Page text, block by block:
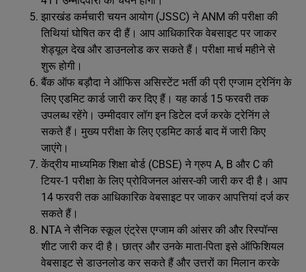
झारखंड कर्मचारी चयन आयोग (JSSC) ने ANM की परीक्षा की
तिथियां घोषित कर दी हैं। आप आधिकारिक वेबसाइट पर जाकर
शेड्यूल देख और डाउनलोड कर सकते हैं। परीक्षा मार्च महीने से
शुरू होगी।
बैंक ऑफ बड़ौदा ने ऑफिस असिस्टेंट भर्ती की प्री एग्जाम ट्रेनिंग के
लिए एडमिट कार्ड जारी कर दिए हैं। यह कार्ड 15 फरवरी तक
उपलब्ध रहेंगे। उम्मीदवार लॉग इन डिटेल दर्ज करके ट्रेनिंग ले
सकते हैं। मुख्य परीक्षा के लिए एडमिट कार्ड बाद में जारी किए
जाएंगे।
केंद्रीय माध्यमिक शिक्षा बोर्ड (CBSE) ने ग्रुप A, B और C की
टियर-1 परीक्षा के लिए प्रोविजनल आंसर-की जारी कर दी है। आप
14 फरवरी तक आधिकारिक वेबसाइट पर जाकर आपत्तियां दर्ज कर
सकते हैं।
NTA ने सैनिक स्कूल एंट्रेस एग्जाम की आंसर की और रिस्पॉन्स
शीट जारी कर दी है। छात्र और उनके माता-पिता इसे ऑफिशियल
वेबसाइट से डाउनलोड कर सकते हैं और उत्तरों का मिलान करके